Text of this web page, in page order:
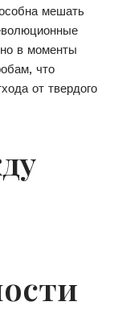
мешать
в моменты
что
от твердого